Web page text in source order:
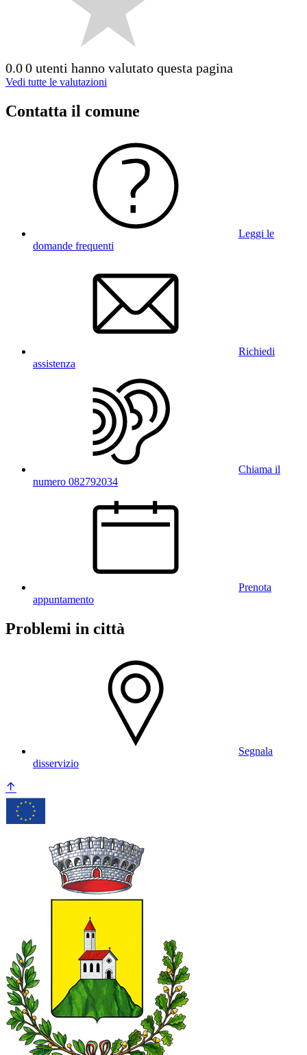
0.00 utenti hanno valutato questa pagina
Vedi tutte le valutazioni
Contatta il comune
Leggi le
domande frequenti
Richiedi
assistenza
Chiama il
numero 082792034
Prenota
appuntamento
Problemi in città
Segnala
disservizio